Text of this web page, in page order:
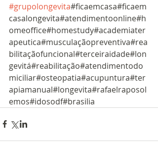
#grupolongevita#ficaemcasa#ficaem
casalongevita#atendimentoonline#h
omeoffice#homestudy#academiater
apeutica#musculaçãopreventiva#rea
bilitaçãofuncional#terceiraidade#lon
gevitá#reabilitação#atendimentodo
miciliar#osteopatia#acupuntura#ter
apiamanual#longevita#rafaelraposol
emos#idosodf#brasilia